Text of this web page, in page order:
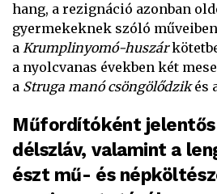
hang, a rezignáció azonban
gyermekeknek szóló
a Krumplinyomó-huszár
a nyolcvanas években két
a Struga manó csöngölődzikés
Műfordítóként jelentős
délszláv, valamint a
észt mű- és